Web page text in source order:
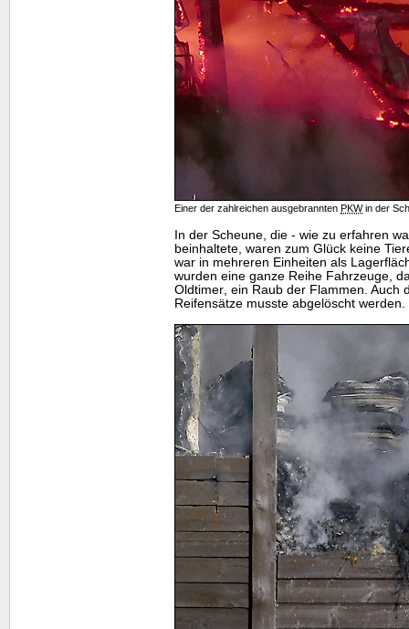
Einer der zahlreichen ausgebrannten PKWin der
In der Scheune, die - wie zu erfahren
beinhaltete, waren zum Glück keine
war in mehreren Einheiten als
wurden eine ganze Reihe Fahrzeuge,
Oldtimer, ein Raub der Flammen. Auch
Reifensätze musste abgelöscht werden.